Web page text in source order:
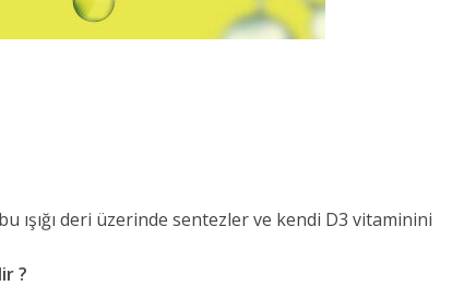
ışığı deri üzerinde sentezler ve kendi D3 vitaminini
?